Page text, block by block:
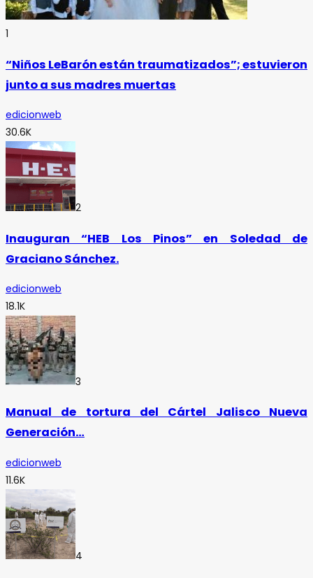
1
“Niños LeBarón están traumatizados”; estuvieron
junto a sus madres muertas
edicionweb
30.6K
2
Inauguran “HEB Los Pinos” en Soledad de
Graciano Sánchez.
edicionweb
18.1K
3
Manual de tortura del Cártel Jalisco Nueva
Generación…
edicionweb
11.6K
4